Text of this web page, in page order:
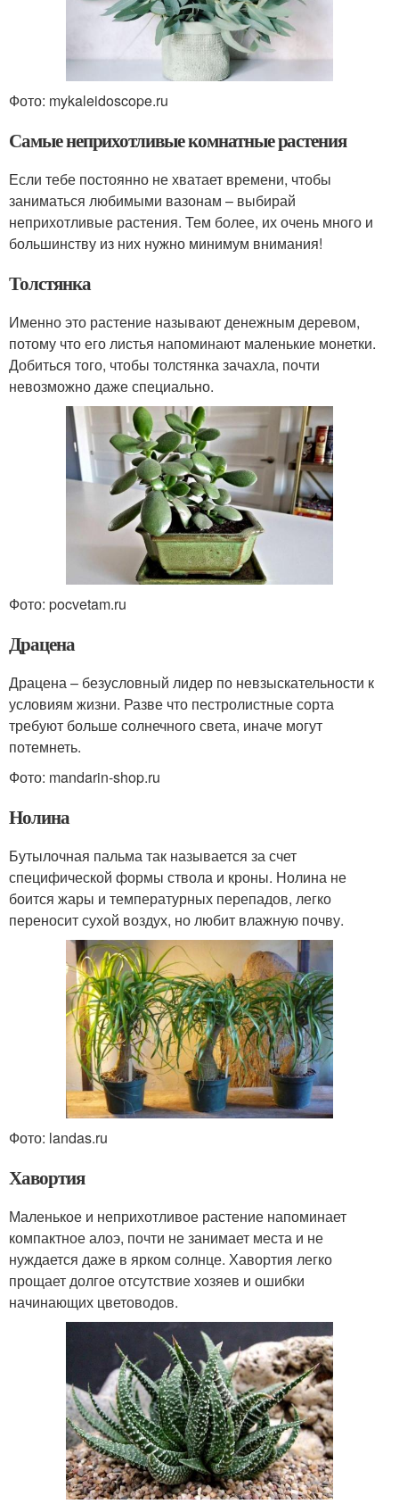
Фото: mykaleidoscope.ru
Самые неприхотливые комнатные растения
Если тебе постоянно не хватает времени, чтобы
заниматься любимыми вазонам – выбирай
неприхотливые растения. Тем более, их очень много и
большинству из них нужно минимум внимания!
Толстянка
Именно это растение называют денежным деревом,
потому что его листья напоминают маленькие монетки.
Добиться того, чтобы толстянка зачахла, почти
невозможно даже специально.
Фото: pocvetam.ru
Драцена
Драцена – безусловный лидер по невзыскательности к
условиям жизни. Разве что пестролистные сорта
требуют больше солнечного света, иначе могут
потемнеть.
Фото: mandarin-shop.ru
Нолина
Бутылочная пальма так называется за счет
специфической формы ствола и кроны. Нолина не
боится жары и температурных перепадов, легко
переносит сухой воздух, но любит влажную почву.
Фото: landas.ru
Хавортия
Маленькое и неприхотливое растение напоминает
компактное алоэ, почти не занимает места и не
нуждается даже в ярком солнце. Хавортия легко
прощает долгое отсутствие хозяев и ошибки
начинающих цветоводов.